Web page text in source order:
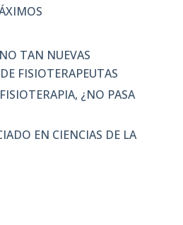
TAN NUEVAS
FISIOTERAPEUTAS
¿NO PASA
EN CIENCIAS DE LA